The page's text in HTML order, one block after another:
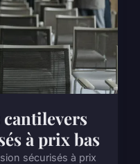
cantilevers
à prix bas
sécurisés à prix